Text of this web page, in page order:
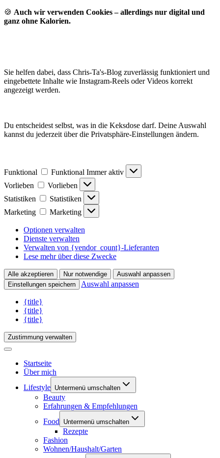
🍪 Auch wir verwenden Cookies – allerdings nur digital und
ganz ohne Kalorien.
Sie helfen dabei, dass Chris-Ta's-Blog zuverlässig funktioniert und
eingebettete Inhalte wie Instagram-Reels oder Videos korrekt
angezeigt werden.
Du entscheidest selbst, was in die Keksdose darf. Deine Auswahl
kannst du jederzeit über die Privatsphäre-Einstellungen ändern.
Funktional Funktional Immer aktiv
Vorlieben
Vorlieben
Statistiken
Statistiken
Marketing
Marketing
Optionen verwalten
Dienste verwalten
Verwalten von {vendor_count}-Lieferanten
Lese mehr über diese Zwecke
Alle akzeptieren Nur notwendige
Auswahl anpassen
Einstellungen speichern
Auswahl anpassen
{title}
{title}
{title}
Zustimmung verwalten
Startseite
Über mich
Lifestyle Untermenü umschalten
Beauty
Erfahrungen & Empfehlungen
Food
Untermenü umschalten
Rezepte
Fashion
Wohnen/Haushalt/Garten